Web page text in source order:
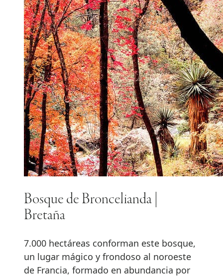
Bosque de Broncelianda |
Bretaña
7.000 hectáreas conforman este bosque,
un lugar mágico y frondoso al noroeste
de Francia, formado en abundancia por